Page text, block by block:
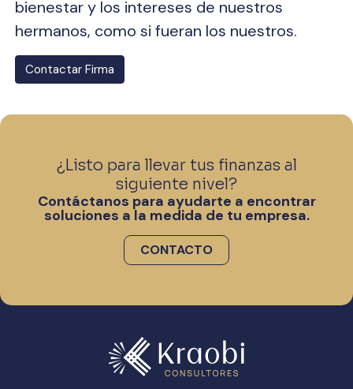
bienestar y los intereses de nuestros
hermanos, como si fueran los nuestros.
Contactar Firma
¿Listo para llevar tus finanzas al
siguiente nivel?
Contáctanos para ayudarte a encontrar
soluciones a la medida de tu empresa.
CONTACTO